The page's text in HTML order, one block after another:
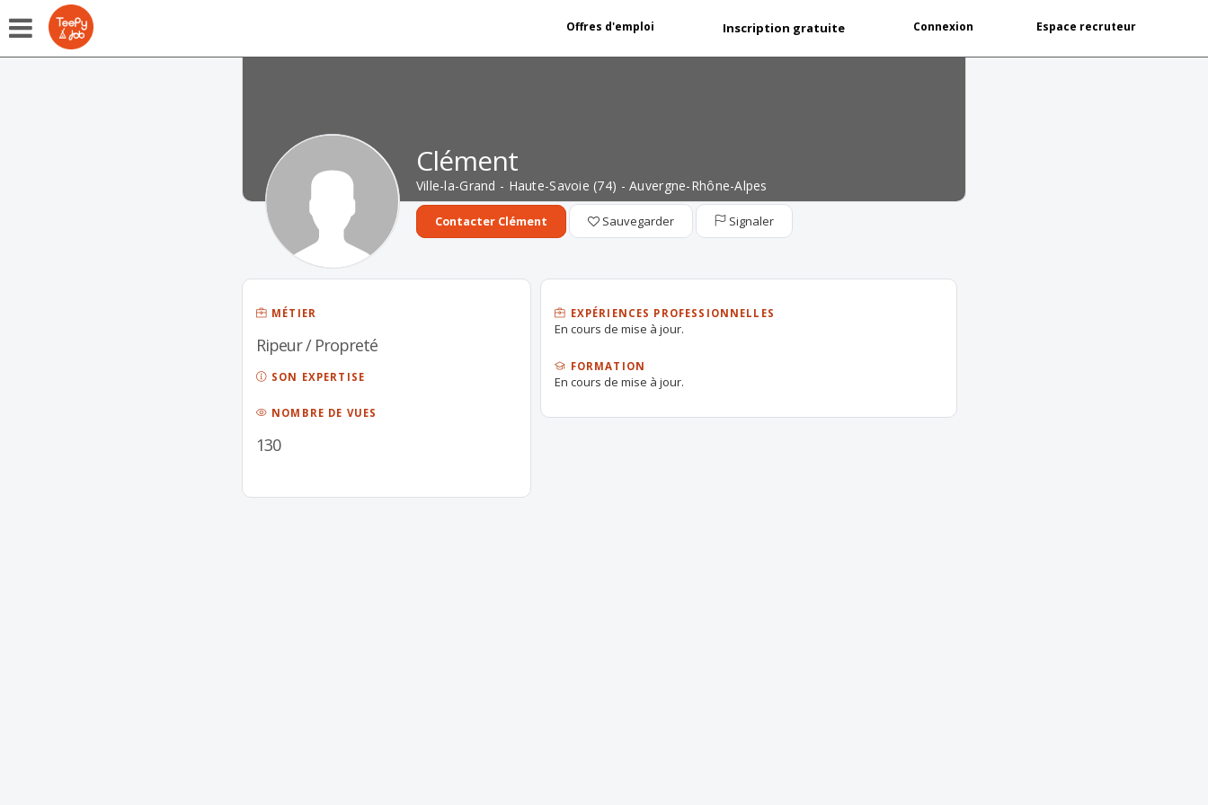
Offres d'emploi Inscription gratuite Connexion Espace recruteur
Clément
Ville-la-Grand - Haute-Savoie (74) - Auvergne-Rhône-Alpes
Contacter Clément Sauvegarder Signaler
MÉTIER
Ripeur / Propreté
SON EXPERTISE
NOMBRE DE VUES
130
EXPÉRIENCES PROFESSIONNELLES
En cours de mise à jour.
FORMATION
En cours de mise à jour.